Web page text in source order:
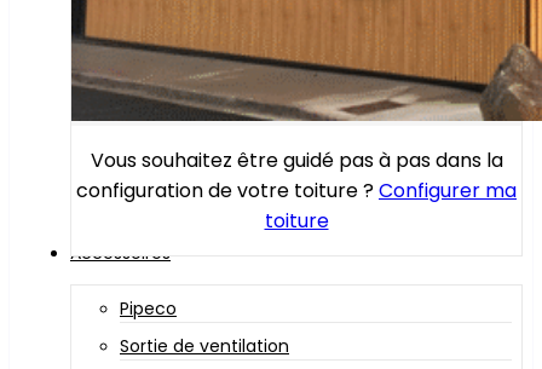
Vous souhaitez être guidé pas à pas dans la
configuration de votre toiture ?Configurer ma
toiture
Accessoires
Pipeco
Sortie de ventilation